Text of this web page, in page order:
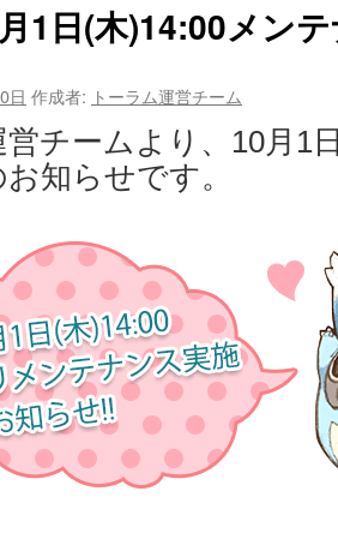
1日(木)14:00メン
日 作成者: トーラム運営チーム
営チームより、10月1
知らせです。